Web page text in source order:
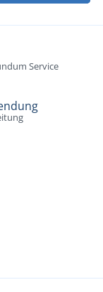
Service